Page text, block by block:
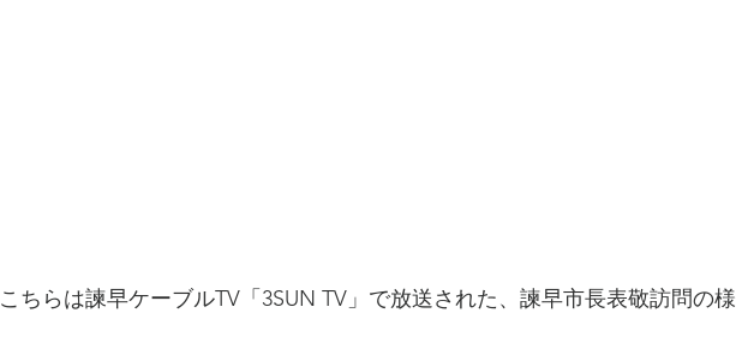
こちらは諫早ケーブルTV「3SUN TV」で放送された、諫早市長表敬訪問の様